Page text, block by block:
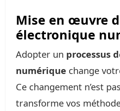
Mise en œuvre
électronique
Adopter un processus
numérique change
Ce changement n’est
transforme vos